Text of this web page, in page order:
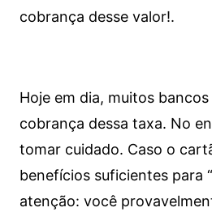
cobrança desse valor!.
Hoje em dia, muitos
cobrança dessa taxa. No
tomar cuidado. Caso o
benefícios suficientes para
atenção: você